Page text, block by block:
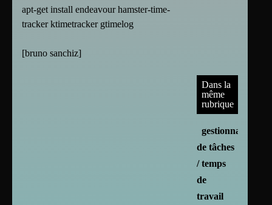
apt-get install endeavour hamster-time-
tracker ktimetracker gtimelog
[bruno sanchiz]
Dans la
même
rubrique
gestionnaire
de tâches
/ temps
de
travail